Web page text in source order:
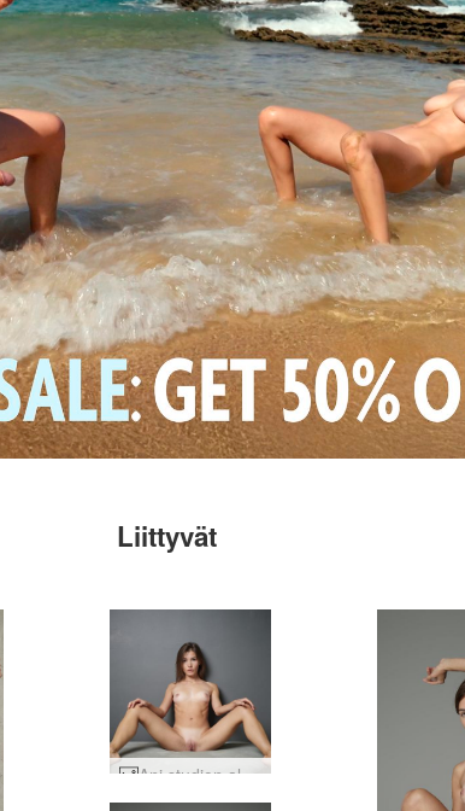
Liittyvät
Ani studion alastonkuvat #26